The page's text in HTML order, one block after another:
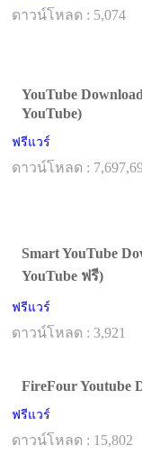
ดาวน์โหลด : 5,074
YouTube
YouTube)
ฟรีแวร์
ดาวน์โหลด :
Smart YouTube
YouTube ฟรี)
ฟรีแวร์
ดาวน์โหลด : 3,921
FireFour Youtube
ฟรีแวร์
ดาวน์โหลด : 15,802